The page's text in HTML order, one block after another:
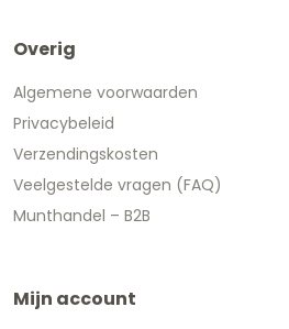
Overig
Algemene voorwaarden
Privacybeleid
Verzendingskosten
Veelgestelde vragen (FAQ)
Munthandel – B2B
Mijn account